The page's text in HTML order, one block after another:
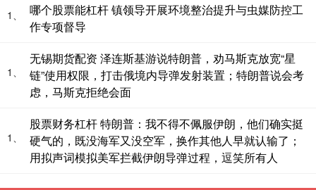
1、
哪个股票能杠杆 镇领导开展环境整治提升与虫媒防控工
作专项督导
1、
无锡期货配资 泽连斯基游说特朗普，劝马斯克放宽“星
链”使用权限，打击俄境内导弹发射装置；特朗普说会考
虑，马斯克拒绝会面
1、
股票财务杠杆 特朗普：我不得不佩服伊朗，他们确实挺
硬气的，既没海军又没空军，换作其他人早就认输了；
用拟声词模拟美军拦截伊朗导弹过程，逗笑所有人